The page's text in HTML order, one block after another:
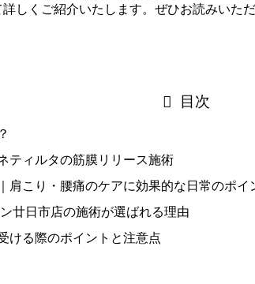
しくご紹介いたします。ぜひお読みいた
目次
ティルタの筋膜リリース施術
肩こり・腰痛のケアに効果的な日常のポイ
廿日市店の施術が選ばれる理由
ける際のポイントと注意点